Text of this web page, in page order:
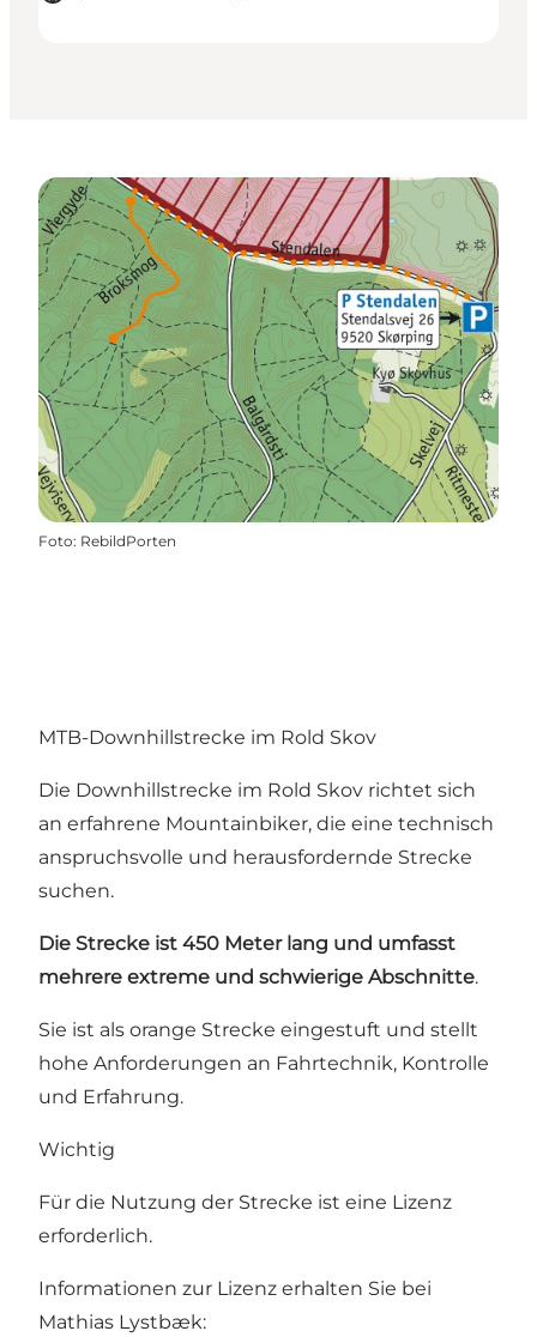
Foto: RebildPorten
MTB-Downhillstrecke im Rold Skov
Die Downhillstrecke im Rold Skov richtet sich
an erfahrene Mountainbiker, die eine technisch
anspruchsvolle und herausfordernde Strecke
suchen.
Die Strecke ist 450 Meter lang und umfasst
mehrere extreme und schwierige Abschnitte.
Sie ist als orange Strecke eingestuft und stellt
hohe Anforderungen an Fahrtechnik, Kontrolle
und Erfahrung.
Wichtig
Für die Nutzung der Strecke ist eine Lizenz
erforderlich.
Informationen zur Lizenz erhalten Sie bei
Mathias Lystbæk: